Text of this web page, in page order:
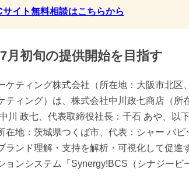
サイト無料相談はこちらから
月初旬の提供開始を目指す
ケティング株式会社（所在地：大阪市北区
ティング）は、株式会社中川政七商店（所
川 政七、代表取締役社長：千石 あや、以
在地：茨城県つくば市、代表：シャー バビ
ランド理解・支持を解析・可視化して促進
ョンシステム「Synergy!BCS（シナジービ